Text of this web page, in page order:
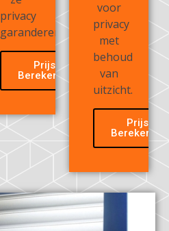
privacy
garanderen.
Prijs
Berekenen
voor
privacy
met
behoud
van
uitzicht.
Prijs
Berekenen